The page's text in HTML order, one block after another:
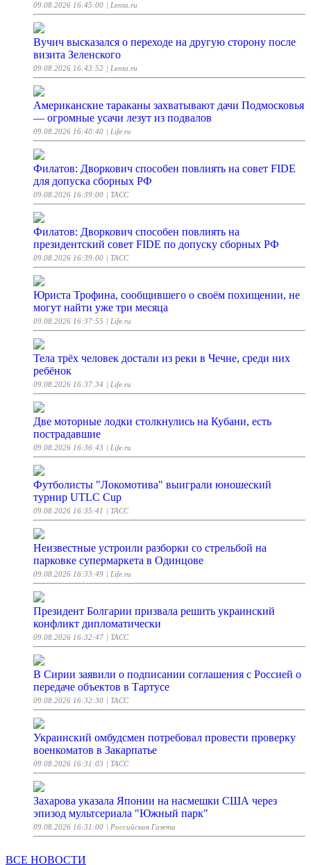
09.08.2026 16:45:00 | Lenta.ru
Вучич высказался о переходе на другую сторону после
визита Зеленского
09.08.2026 16:43:52 | Lenta.ru
Американские тараканы захватывают дачи Подмосковья
— огромные усачи лезут из подвалов
09.08.2026 16:40:40 | Life.ru
Филатов: Дворкович способен повлиять на совет FIDE
для допуска сборных РФ
09.08.2026 16:39:00 | ТАСС
Филатов: Дворкович способен повлиять на
президентский совет FIDE по допуску сборных РФ
09.08.2026 16:39:00 | ТАСС
Юриста Трофина, сообщившего о своём похищении, не
могут найти уже три месяца
09.08.2026 16:37:55 | Life.ru
Тела трёх человек достали из реки в Чечне, среди них
ребёнок
09.08.2026 16:37:34 | Life.ru
Две моторные лодки столкнулись на Кубани, есть
пострадавшие
09.08.2026 16:36:43 | Life.ru
Футболисты "Локомотива" выиграли юношеский
турнир UTLC Cup
09.08.2026 16:35:41 | ТАСС
Неизвестные устроили разборки со стрельбой на
парковке супермаркета в Одинцове
09.08.2026 16:33:49 | Life.ru
Президент Болгарии призвала решить украинский
конфликт дипломатически
09.08.2026 16:32:47 | ТАСС
В Сирии заявили о подписании соглашения с Россией о
передаче объектов в Тартусе
09.08.2026 16:32:30 | ТАСС
Украинский омбудсмен потребовал провести проверку
военкоматов в Закарпатье
09.08.2026 16:31:03 | ТАСС
Захарова указала Японии на насмешки США через
эпизод мультсериала "Южный парк"
09.08.2026 16:31:00 | Российская Газета
ВСЕ НОВОСТИ